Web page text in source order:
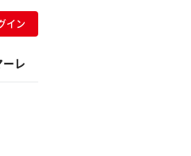
イン
レ